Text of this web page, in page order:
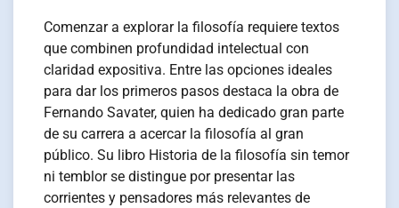
Comenzar a explorar la filosofía requiere textos
que combinen profundidad intelectual con
claridad expositiva. Entre las opciones ideales
para dar los primeros pasos destaca la obra de
Fernando Savater, quien ha dedicado gran parte
de su carrera a acercar la filosofía al gran
público. Su libro Historia de la filosofía sin temor
ni temblor se distingue por presentar las
corrientes y pensadores más relevantes de